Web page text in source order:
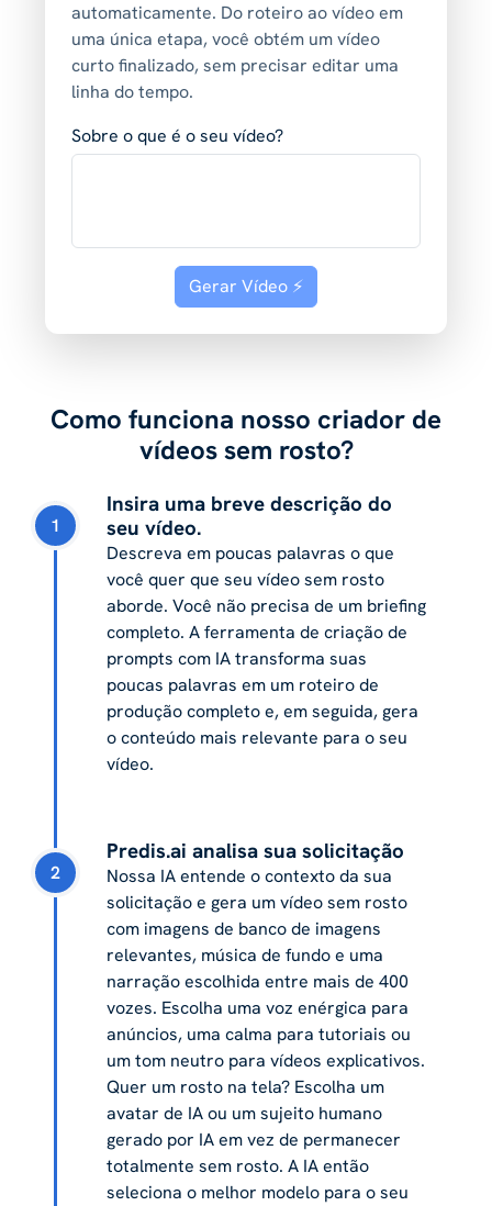
automaticamente. Do roteiro ao vídeo em
uma única etapa, você obtém um vídeo
curto finalizado, sem precisar editar uma
linha do tempo.
Sobre o que é o seu vídeo?
Gerar Vídeo ⚡️
Como funciona nosso criador de
vídeos sem rosto?
1
Insira uma breve descrição do
seu vídeo.
Descreva em poucas palavras o que
você quer que seu vídeo sem rosto
aborde. Você não precisa de um briefing
completo. A ferramenta de criação de
prompts com IA transforma suas
poucas palavras em um roteiro de
produção completo e, em seguida, gera
o conteúdo mais relevante para o seu
vídeo.
2
Predis.ai analisa sua solicitação
Nossa IA entende o contexto da sua
solicitação e gera um vídeo sem rosto
com imagens de banco de imagens
relevantes, música de fundo e uma
narração escolhida entre mais de 400
vozes. Escolha uma voz enérgica para
anúncios, uma calma para tutoriais ou
um tom neutro para vídeos explicativos.
Quer um rosto na tela? Escolha um
avatar de IA ou um sujeito humano
gerado por IA em vez de permanecer
totalmente sem rosto. A IA então
seleciona o melhor modelo para o seu